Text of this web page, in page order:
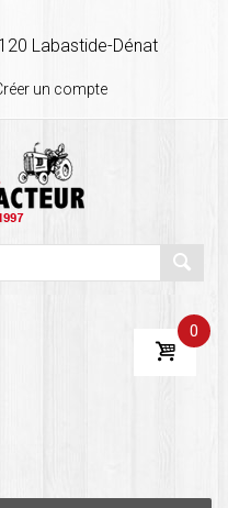
Labastide-Dénat
un compte
0